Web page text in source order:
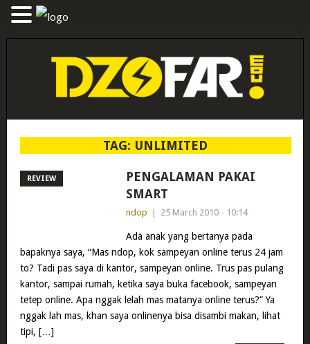
TAG: UNLIMITED
REVIEW
PENGALAMAN PAKAI
SMART
ndop 25 March 2010 - 10:14
Ada anak yang bertanya pada
bapaknya saya, “Mas ndop, kok sampeyan online terus 24 jam
to? Tadi pas saya di kantor, sampeyan online. Trus pas pulang
kantor, sampai rumah, ketika saya buka facebook, sampeyan
tetep online. Apa nggak lelah mas matanya online terus?” Ya
nggak lah mas, khan saya onlinenya bisa disambi makan, lihat
tipi, […]